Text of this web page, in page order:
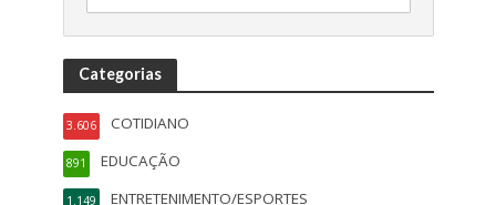
Categorias
COTIDIANO
3.606
EDUCAÇÃO
891
ENTRETENIMENTO/ESPORTES
1.149